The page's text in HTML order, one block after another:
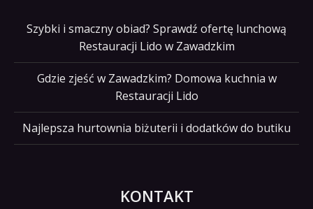
Szybki i smaczny obiad? Sprawdź ofertę lunchową
Restauracji Lido w Zawadzkim
Gdzie zjeść w Zawadzkim? Domowa kuchnia w
Restauracji Lido
Najlepsza hurtownia biżuterii i dodatków do butiku
KONTAKT